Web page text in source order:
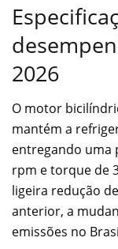
2026
O motor
mantém a
entregando uma
rpm e torque de
ligeira redução
anterior, a
emissões no